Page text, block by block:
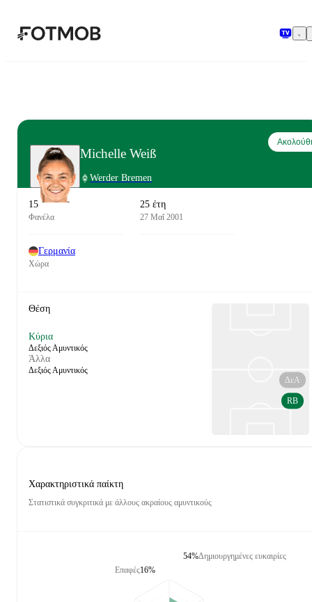
Michelle Weiß
Werder Bremen
15
Φανέλα
25 έτη
27 Μαΐ 2001
Γερμανία
Χώρα
Θέση
Κύρια
Δεξιός Αμυντικός
Άλλα
Δεξιός Αμυντικός
RB
ΔεΑ
Χαρακτηριστικά παίκτη
Στατιστικά συγκριτικά με άλλους ακραίους αμυντικούς
Επαφές16%
Δημιουργημένες ευκαιρίες
54%